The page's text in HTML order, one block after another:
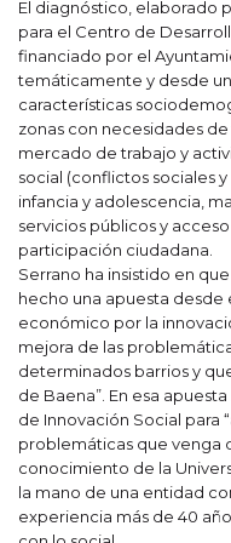
El diagnóstico, elaborado
para el Centro de
financiado por el
temáticamente y desde
características
zonas con necesidades
mercado de trabajo y
social (conflictos sociales
infancia y adolescencia,
servicios públicos y
participación ciudadana.
Serrano ha insistido en
hecho una apuesta
económico por la
mejora de las
determinados barrios y
de Baena”. En esa
de Innovación Social para
problemáticas que venga
conocimiento de la
la mano de una entidad
experiencia más de 40